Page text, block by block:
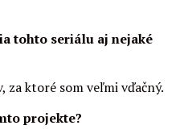
tohto seriálu aj nejaké
ktoré som veľmi vďačný.
projekte?